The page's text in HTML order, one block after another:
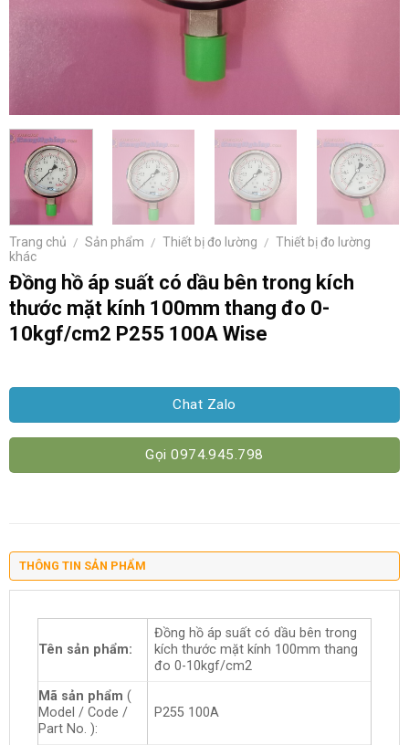
Trang chủ / Sản phẩm / Thiết bị đo lường / Thiết bị đo lường
khác
Đồng hồ áp suất có dầu bên trong kích
thước mặt kính 100mm thang đo 0-
10kgf/cm2 P255 100A Wise
Chat Zalo
Gọi 0974.945.798
THÔNG TIN SẢN PHẨM
Tên sản phẩm:
Đồng hồ áp suất có dầu bên trong
kích thước mặt kính 100mm thang
đo 0-10kgf/cm2
Mã sản phẩm (
Model / Code /
Part No. ):
P255 100A